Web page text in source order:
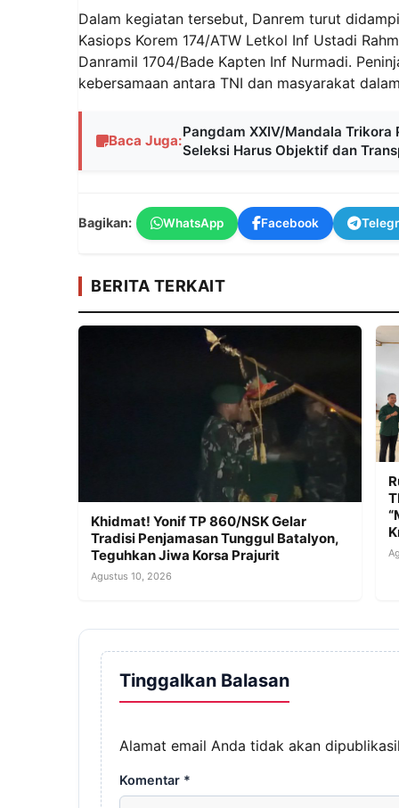
‎Dalam kegiatan tersebut, Danrem turut
Kasiops Korem 174/ATW Letkol Inf Ustadi
Danramil 1704/Bade Kapten Inf Nurmadi.
kebersamaan antara TNI dan masyarakat
Baca Juga:
Pangdam XXIV/Mandala Trikora
Seleksi Harus Objektif dan
Bagikan: WhatsApp Facebook
BERITA TERKAIT
Khidmat! Yonif TP 860/NSK Gelar
Tradisi Penjamasan Tunggul Batalyon,
Teguhkan Jiwa Korsa Prajurit
Agustus 10, 2026
Tinggalkan Balasan
Alamat email Anda tidak akan
Komentar *